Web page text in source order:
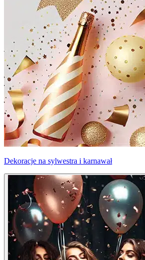
Dekoracje na sylwestra i karnawał